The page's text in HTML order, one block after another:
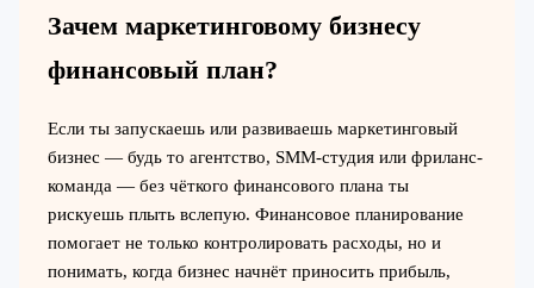
Зачем маркетинговому бизнесу
финансовый план?
Если ты запускаешь или развиваешь маркетинговый
бизнес — будь то агентство, SMM-студия или фриланс-
команда — без чёткого финансового плана ты
рискуешь плыть вслепую. Финансовое планирование
помогает не только контролировать расходы, но и
понимать, когда бизнес начнёт приносить прибыль,